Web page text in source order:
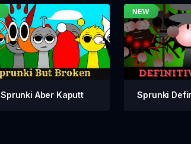
Sprunki Aber Kaputt Sprunki